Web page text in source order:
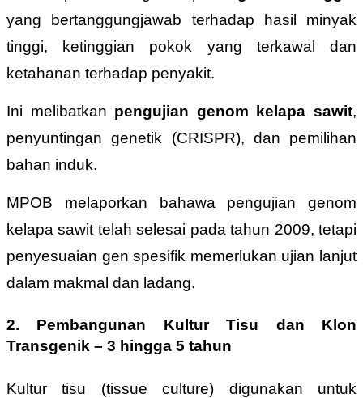
yang bertanggungjawab terhadap hasil minyak
tinggi, ketinggian pokok yang terkawal dan
ketahanan terhadap penyakit.
Ini melibatkan pengujian genom kelapa sawit,
penyuntingan genetik (CRISPR), dan pemilihan
bahan induk.
MPOB melaporkan bahawa pengujian genom
kelapa sawit telah selesai pada tahun 2009, tetapi
penyesuaian gen spesifik memerlukan ujian lanjut
dalam makmal dan ladang.
2. Pembangunan Kultur Tisu dan Klon
Transgenik – 3 hingga 5 tahun
Kultur tisu (tissue culture) digunakan untuk